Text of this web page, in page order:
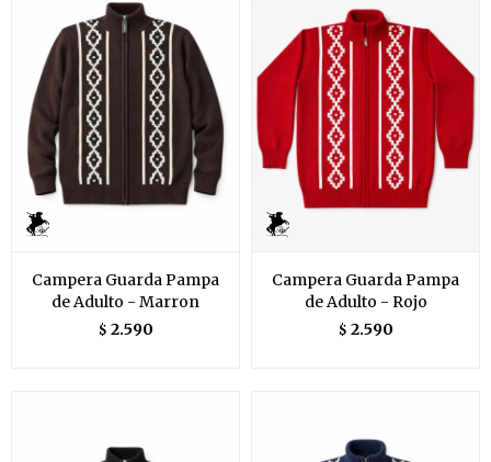
Campera Guarda Pampa
de Adulto - Marron
$ 2.590
Campera Guarda Pampa
de Adulto - Rojo
$ 2.590